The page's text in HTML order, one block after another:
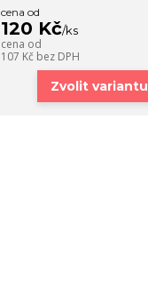
cena od
120 Kč/ks
cena od
107 Kč bez DPH
Zvolit variantu